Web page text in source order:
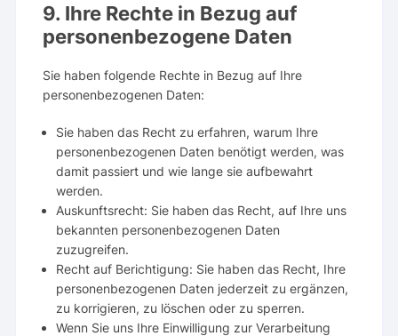
9. Ihre Rechte in Bezug auf
personenbezogene Daten
Sie haben folgende Rechte in Bezug auf Ihre
personenbezogenen Daten:
Sie haben das Recht zu erfahren, warum Ihre
personenbezogenen Daten benötigt werden, was
damit passiert und wie lange sie aufbewahrt
werden.
Auskunftsrecht: Sie haben das Recht, auf Ihre uns
bekannten personenbezogenen Daten
zuzugreifen.
Recht auf Berichtigung: Sie haben das Recht, Ihre
personenbezogenen Daten jederzeit zu ergänzen,
zu korrigieren, zu löschen oder zu sperren.
Wenn Sie uns Ihre Einwilligung zur Verarbeitung